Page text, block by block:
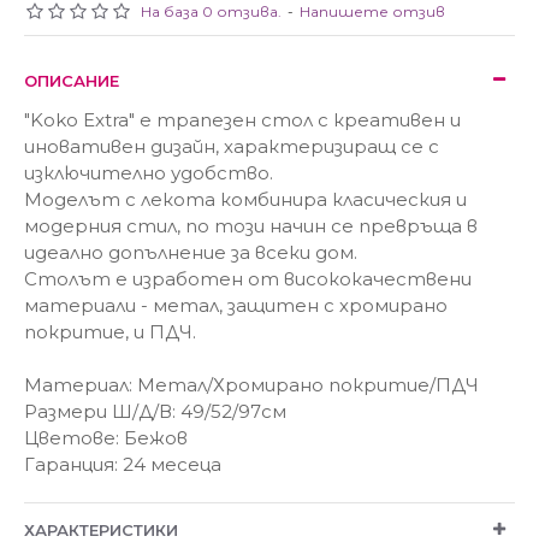
На база 0 отзива. - Напишете отзив
ОПИСАНИЕ
"Koko Extra" е трапезен стол с креативен и
иновативен дизайн, характеризиращ се с
изключително удобство.
Моделът с лекота комбинира класическия и
модерния стил, по този начин се превръща в
идеално допълнение за всеки дом.
Столът е изработен от висококачествени
материали - метал, защитен с хромирано
покритие, и ПДЧ.
Материал: Метал/Хромирано покритие/ПДЧ
Размери Ш/Д/В: 49/52/97см
Цветове: Бежов
Гаранция: 24 месеца
ХАРАКТЕРИСТИКИ